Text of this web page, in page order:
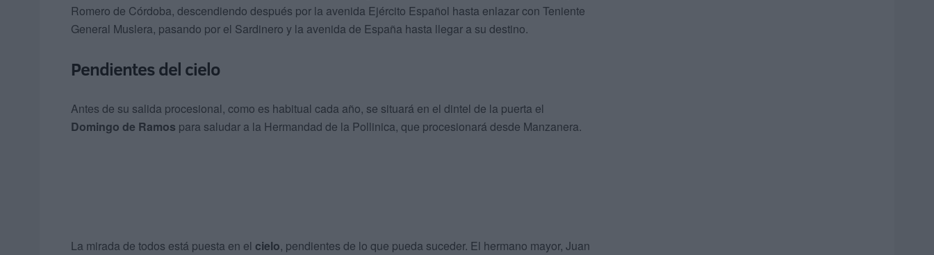
Romero de Córdoba, descendiendo después por la avenida Ejército Español hasta enlazar con Teniente
General Muslera, pasando por el Sardinero y la avenida de España hasta llegar a su destino.
Pendientes del cielo
Antes de su salida procesional, como es habitual cada año, se situará en el dintel de la puerta el
Domingo de Ramos para saludar a la Hermandad de la Pollinica, que procesionará desde Manzanera.
La mirada de todos está puesta en el cielo, pendientes de lo que pueda suceder. El hermano mayor, Juan